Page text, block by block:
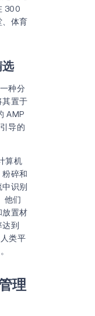
300
、体育
种分
其置于
AMP
导的
算机
碎和
识别
他们
放置材
到
类平
理